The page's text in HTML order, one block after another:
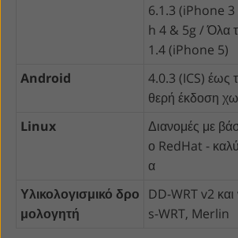
6.1.3 (iPhone
h 4 & 5g / Όλα
1.4 (iPhone 5)
Android
4.0.3 (ICS) έως
θερή έκδοση
Linux
Διανομές με
ο RedHat -
α
Υλικολογισμικό δρο
μολογητή
DD-WRT v2
s-WRT, Merlin